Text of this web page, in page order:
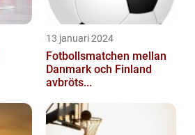
13 januari 2024
Fotbollsmatchen mellan
Danmark och Finland
avbröts...